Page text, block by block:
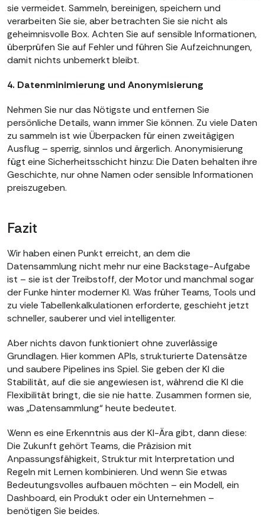
sie vermeidet. Sammeln, bereinigen, speichern und
verarbeiten Sie sie, aber betrachten Sie sie nicht als
geheimnisvolle Box. Achten Sie auf sensible Informationen,
überprüfen Sie auf Fehler und führen Sie Aufzeichnungen,
damit nichts unbemerkt bleibt.
4. Datenminimierung und Anonymisierung
Nehmen Sie nur das Nötigste und entfernen Sie
persönliche Details, wann immer Sie können. Zu viele Daten
zu sammeln ist wie Überpacken für einen zweitägigen
Ausflug – sperrig, sinnlos und ärgerlich. Anonymisierung
fügt eine Sicherheitsschicht hinzu: Die Daten behalten ihre
Geschichte, nur ohne Namen oder sensible Informationen
preiszugeben.
Fazit
Wir haben einen Punkt erreicht, an dem die
Datensammlung nicht mehr nur eine Backstage-Aufgabe
ist – sie ist der Treibstoff, der Motor und manchmal sogar
der Funke hinter moderner KI. Was früher Teams, Tools und
zu viele Tabellenkalkulationen erforderte, geschieht jetzt
schneller, sauberer und viel intelligenter.
Aber nichts davon funktioniert ohne zuverlässige
Grundlagen. Hier kommen APIs, strukturierte Datensätze
und saubere Pipelines ins Spiel. Sie geben der KI die
Stabilität, auf die sie angewiesen ist, während die KI die
Flexibilität bringt, die sie nie hatte. Zusammen formen sie,
was „Datensammlung“ heute bedeutet.
Wenn es eine Erkenntnis aus der KI-Ära gibt, dann diese:
Die Zukunft gehört Teams, die Präzision mit
Anpassungsfähigkeit, Struktur mit Interpretation und
Regeln mit Lernen kombinieren. Und wenn Sie etwas
Bedeutungsvolles aufbauen möchten – ein Modell, ein
Dashboard, ein Produkt oder ein Unternehmen –
benötigen Sie beides.